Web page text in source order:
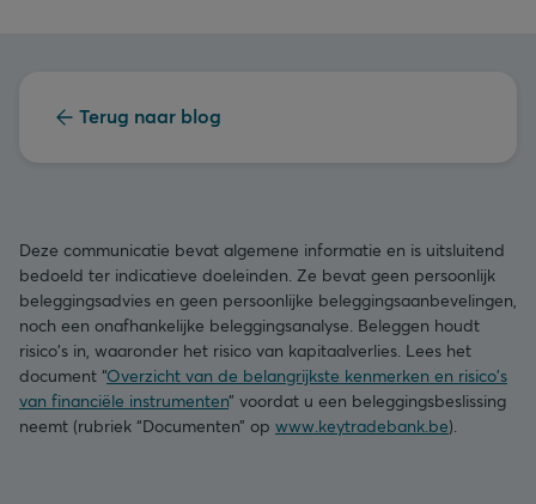
Terug naar blog
Deze communicatie bevat algemene informatie en is uitsluitend
bedoeld ter indicatieve doeleinden. Ze bevat geen persoonlijk
beleggingsadvies en geen persoonlijke beleggingsaanbevelingen,
noch een onafhankelijke beleggingsanalyse. Beleggen houdt
risico's in, waaronder het risico van kapitaalverlies. Lees het
document “Overzicht van de belangrijkste kenmerken en risico's
van financiële instrumenten” voordat u een beleggingsbeslissing
neemt (rubriek “Documenten” op www.keytradebank.be).